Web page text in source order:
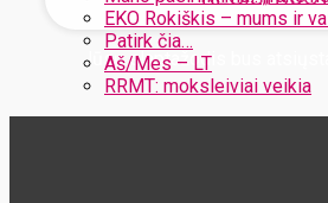
EKO Rokiškis – mums ir
Patirk čia…
Aš/Mes – LT
RRMT: moksleiviai veikia
Jūsų slaptažodis bus